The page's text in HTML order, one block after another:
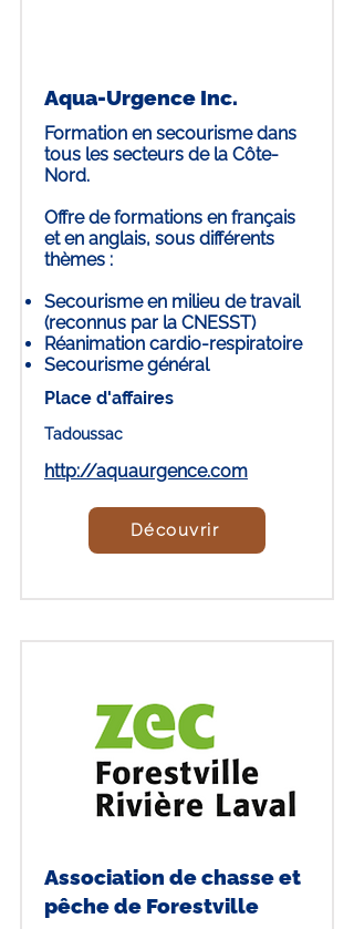
Aqua-Urgence Inc.
Formation en secourisme dans
tous les secteurs de la Côte-
Nord.
Offre de formations en français
et en anglais, sous différents
thèmes :
Secourisme en milieu de travail
(reconnus par la CNESST)
Réanimation cardio-respiratoire
Secourisme général
Place d'affaires
Tadoussac
http://aquaurgence.com
Découvrir
Association de chasse et
pêche de Forestville